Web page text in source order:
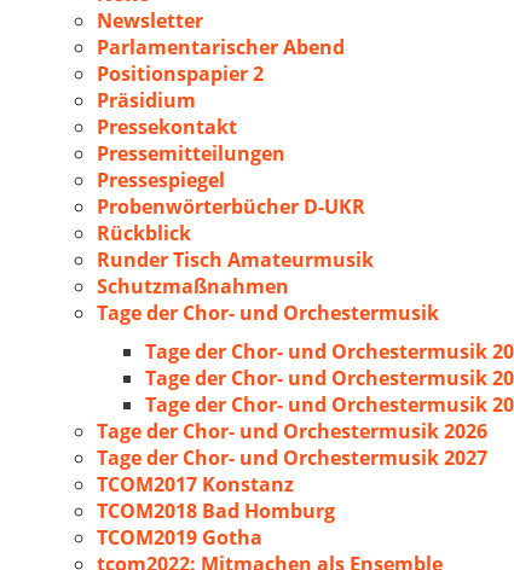
Newsletter
Parlamentarischer Abend
Positionspapier 2
Präsidium
Pressekontakt
Pressemitteilungen
Pressespiegel
Probenwörterbücher D-UKR
Rückblick
Runder Tisch Amateurmusik
Schutzmaßnahmen
Tage der Chor- und Orchestermusik
Tage der Chor- und Orchestermusik
Tage der Chor- und Orchestermusik
Tage der Chor- und Orchestermusik
Tage der Chor- und Orchestermusik 2026
Tage der Chor- und Orchestermusik 2027
TCOM2017 Konstanz
TCOM2018 Bad Homburg
TCOM2019 Gotha
tcom2022: Mitmachen als Ensemble